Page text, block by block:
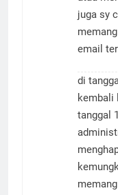
juga sy
email
di
kembali
tanggal